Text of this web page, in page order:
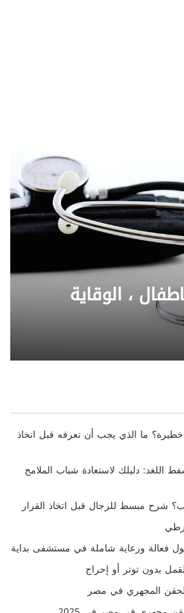
، الوقاية
ما الذي يجب أن تعرفه قبل اتخاذ
اللغد: دليلك لاستعادة شباب الملامح
شرح مبسط للرجال قبل اتخاذ القرار
فعالة ورعاية شاملة في مستشفى بداية
بدون توتر أو إحراج
المجهري في مصر